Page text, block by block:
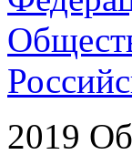
2019